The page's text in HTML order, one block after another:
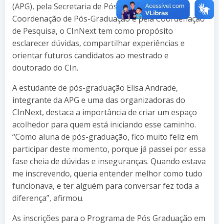
(APG), pela Secretaria de Pós-Graduação, pela
Coordenação de Pós-Graduação e pela Coordenação
de Pesquisa, o CInNext tem como propósito
esclarecer dúvidas, compartilhar experiências e
orientar futuros candidatos ao mestrado e
doutorado do CIn.
A estudante de pós-graduação Elisa Andrade,
integrante da APG e uma das organizadoras do
CInNext, destaca a importância de criar um espaço
acolhedor para quem está iniciando esse caminho.
“Como aluna de pós-graduação, fico muito feliz em
participar deste momento, porque já passei por essa
fase cheia de dúvidas e inseguranças. Quando estava
me inscrevendo, queria entender melhor como tudo
funcionava, e ter alguém para conversar fez toda a
diferença”, afirmou.
As inscrições para o Programa de Pós Graduação em